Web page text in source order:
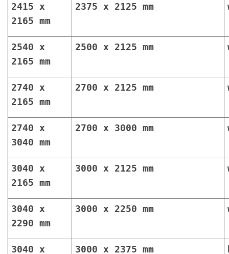
2415 x
2165 mm
2375 x 2125 mm
2540 x
2165 mm
2500 x 2125 mm
2740 x
2165 mm
2700 x 2125 mm
2740 x
3040 mm
2700 x 3000 mm
3040 x
2165 mm
3000 x 2125 mm
3040 x
2290 mm
3000 x 2250 mm
3040 x
3000 x 2375 mm